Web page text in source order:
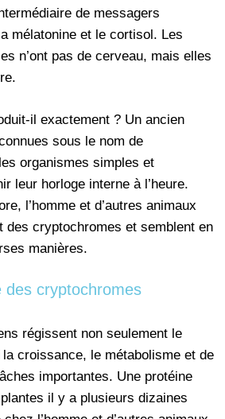
de messagers
mélatonine et le cortisol. Les
n’ont pas de cerveau, mais elles
il exactement ? Un ancien
sous le nom de
organismes simples et
leur horloge interne à l’heure.
l’homme et d’autres animaux
des cryptochromes et semblent en
manières.
des cryptochromes
régissent non seulement le
croissance, le métabolisme et de
importantes. Une protéine
il y a plusieurs dizaines